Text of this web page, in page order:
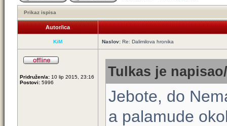
Prikaz ispisa
Autor/ica
KiM Naslov: Re: Dalimilova hronika
Pridružen/a: 10 lip 2015, 23:16
Postovi: 5996
Tulkas je
Jebote, do
a palamude